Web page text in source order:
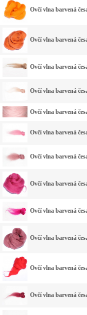
Ovčí vlna barvená
Ovčí vlna barvená
Ovčí vlna barvená
Ovčí vlna barvená
Ovčí vlna barvená
Ovčí vlna barvená
Ovčí vlna barvená
Ovčí vlna barvená
Ovčí vlna barvená
Ovčí vlna barvená
Ovčí vlna barvená
Ovčí vlna barvená